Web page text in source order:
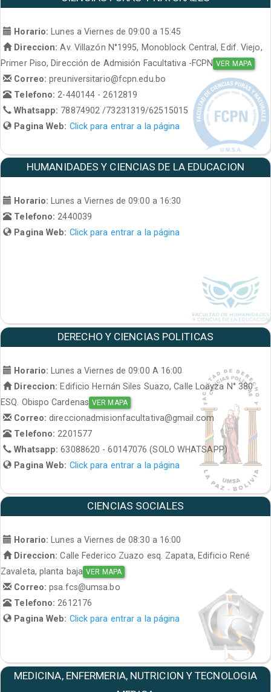
Horario:
Lunes a Viernes de 09:00 a 15:45
Direccion: Av. Villazón N°1995, Monoblock Central, Edif. Viejo,
Primer Piso, Dirección de Admisión Facultativa -FCPN VER MAPA
Correo:preuniversitario@fcpn.edu.bo
Telefono: 2-440144 - 2612819
Whatsapp: 78874902 /73231319/62515015
Pagina Web: Click para entrar a la página
HUMANIDADES Y CIENCIAS DE LA EDUCACION
Horario: Lunes a Viernes de 09:00 a 16:30
Telefono:2440039
Pagina Web: Click para entrar a la página
DERECHO Y CIENCIAS POLITICAS
Horario:
Lunes a Viernes de 09:00 A 16:00
Direccion: Edificio Hernán Siles Suazo, Calle Loayza N° 380
ESQ. Obispo Cardenas VER MAPA
Correo:direccionadmisionfacultativa@gmail.com
Telefono: 2201577
Whatsapp:63088620 - 60147076 (SOLO WHATSAPP)
Pagina Web: Click para entrar a la página
CIENCIAS SOCIALES
Horario:
Lunes a Viernes de 08:30 a 16:00
Direccion: Calle Federico Zuazo esq. Zapata, Edificio René
Zavaleta, planta baja VER MAPA
Correo:psa.fcs@umsa.bo
Telefono: 2612176
Pagina Web: Click para entrar a la página
MEDICINA, ENFERMERIA, NUTRICION Y TECNOLOGIA